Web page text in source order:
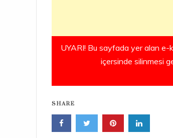
UYARI! Bu sayfada yer alan e-
içersinde silinmesi
SHARE